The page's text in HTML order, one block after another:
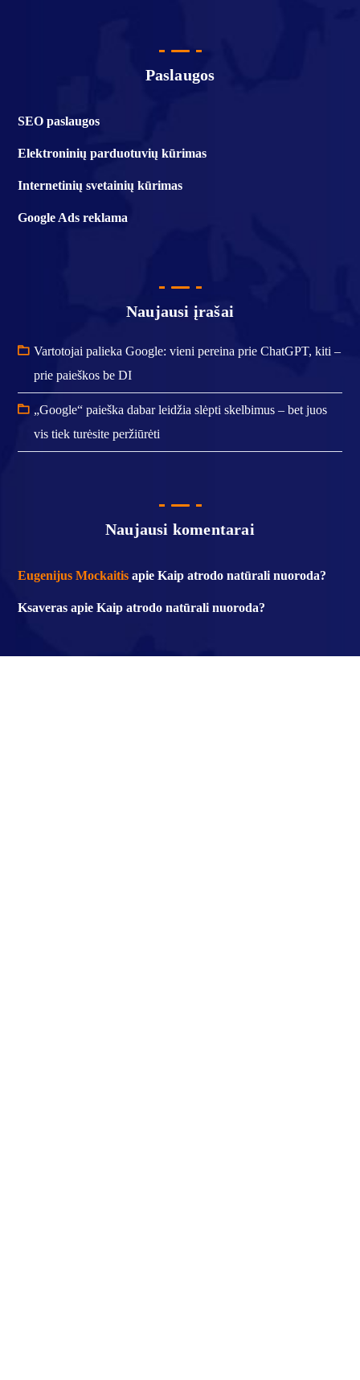
Paslaugos
SEO paslaugos
Elektroninių parduotuvių kūrimas
Internetinių svetainių kūrimas
Google Ads reklama
Naujausi įrašai
Vartotojai palieka Google: vieni pereina prie ChatGPT, kiti –
prie paieškos be DI
„Google“ paieška dabar leidžia slėpti skelbimus – bet juos
vis tiek turėsite peržiūrėti
Naujausi komentarai
Eugenijus Mockaitis apieKaip atrodo natūrali nuoroda?
Ksaveras apieKaip atrodo natūrali nuoroda?